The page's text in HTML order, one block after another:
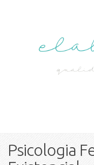
Psicologia